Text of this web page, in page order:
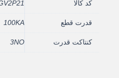
کد کالا GV2P21
قدرت قطع 100KA
کنتاکت قدرت 3NO